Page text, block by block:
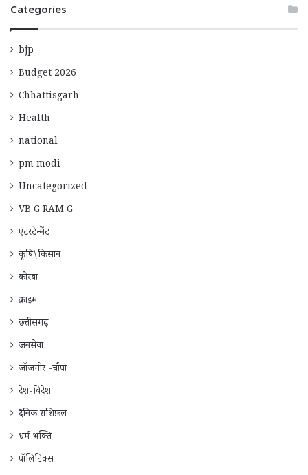
Categories
bjp
Budget 2026
Chhattisgarh
Health
national
pm modi
Uncategorized
VB G RAM G
एंटरटेन्मेंट
कृषि\किसान
कोरबा
क्राइम
छत्तीसगढ़
जनसेवा
जाँजगीर -चाँपा
देश-विदेश
दैनिक राशिफ़ल
धर्म भक्ति
पॉलिटिक्स